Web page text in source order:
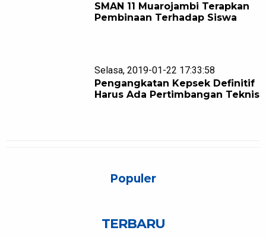
SMAN 11 Muarojambi Terapkan
Pembinaan Terhadap Siswa
Selasa, 2019-01-22 17:33:58
Pengangkatan Kepsek Definitif
Harus Ada Pertimbangan Teknis
Populer
TERBARU